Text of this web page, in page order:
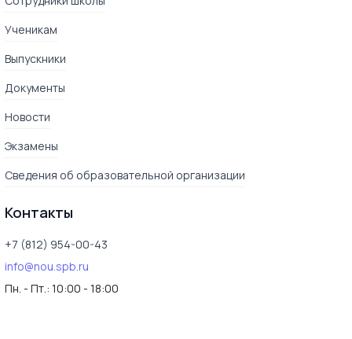
Ученикам
Выпускники
Документы
Новости
Экзамены
Сведения об образовательной организации
Контакты
+7 (812) 954-00-43
info@nou.spb.ru
Пн. - Пт.: 10:00 - 18:00